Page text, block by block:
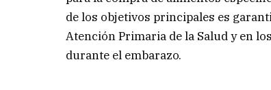
de los objetivos principales es
Atención Primaria de la Salud y en
durante el embarazo.